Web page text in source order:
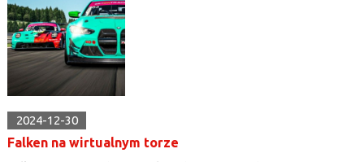
2024-12-30
Falken na wirtualnym torze